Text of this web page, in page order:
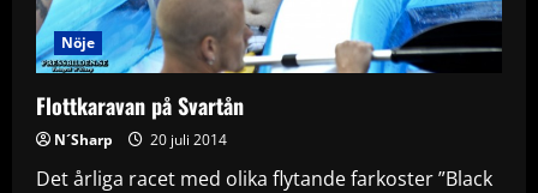
Nöje
Flottkaravan på Svartån
N´Sharp 20 juli 2014
Det årliga racet med olika flytande farkoster ”Black